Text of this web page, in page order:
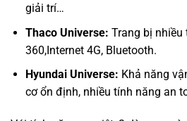
giải trí…
Thaco Universe: Trang bị nhiều
360,Internet 4G, Bluetooth.
Hyundai Universe: Khả năng
cơ ổn định, nhiều tính năng an